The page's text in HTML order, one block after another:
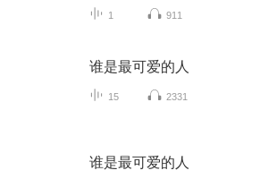
1 911
谁是最可爱的人
15 2331
谁是最可爱的人